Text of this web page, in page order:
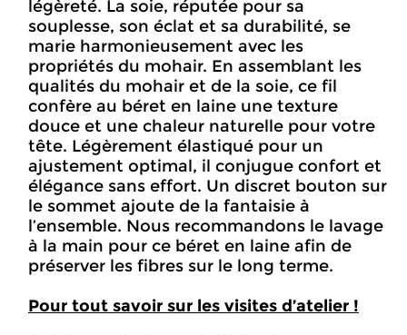
légèreté. La soie, réputée pour sa
souplesse, son éclat et sa durabilité, se
marie harmonieusement avec les
propriétés du mohair. En assemblant les
qualités du mohair et de la soie, ce fil
confère au béret en laine une texture
douce et une chaleur naturelle pour votre
tête. Légèrement élastiqué pour un
ajustement optimal, il conjugue confort et
élégance sans effort. Un discret bouton sur
le sommet ajoute de la fantaisie à
l’ensemble. Nous recommandons le lavage
à la main pour ce béret en laine afin de
préserver les fibres sur le long terme.
Pour tout savoir sur les visites d’atelier !